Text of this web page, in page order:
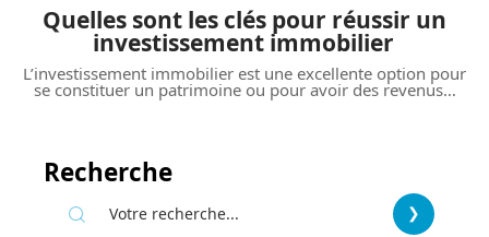
Quelles sont les clés pour réussir un
investissement immobilier
L’investissement immobilier est une excellente option pour
se constituer un patrimoine ou pour avoir des revenus…
Recherche